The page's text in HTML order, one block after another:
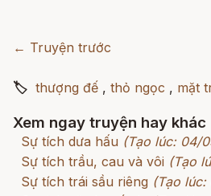
← Truyện trước
🏷 thượng đế , thỏ ngọc , mặt
Xem ngay truyện hay khác
Sự tích dưa hấu (Tạo lúc: 04/
Sự tích trầu, cau và vôi (Tạo
Sự tích trái sầu riêng (Tạo